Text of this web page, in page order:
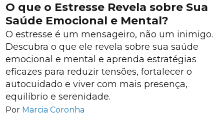
O que o Estresse Revela sobre Sua
Saúde Emocional e Mental?
O estresse é um mensageiro, não um inimigo.
Descubra o que ele revela sobre sua saúde
emocional e mental e aprenda estratégias
eficazes para reduzir tensões, fortalecer o
autocuidado e viver com mais presença,
equilíbrio e serenidade.
Por Marcia Coronha